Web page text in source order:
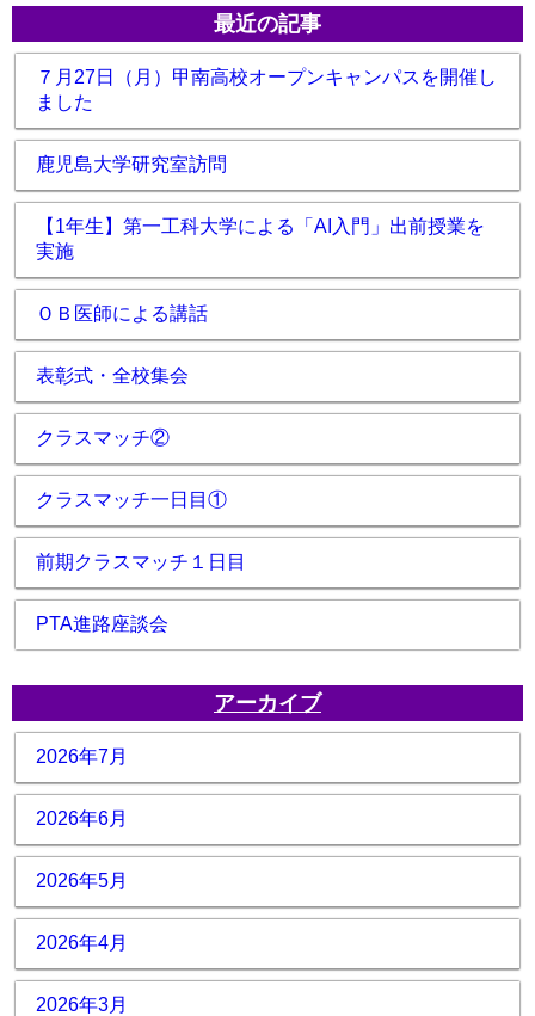
最近の記事
７月27日（月）甲南高校オープンキャンパスを開催し
ました
鹿児島大学研究室訪問
【1年生】第一工科大学による「AI入門」出前授業を
実施
ＯＢ医師による講話
表彰式・全校集会
クラスマッチ②
クラスマッチ一日目①
前期クラスマッチ１日目
PTA進路座談会
アーカイブ
2026年7月
2026年6月
2026年5月
2026年4月
2026年3月